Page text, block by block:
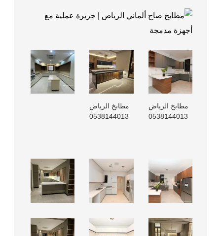
مطابخ الرياض
0538144013
مطابخ الرياض
0538144013